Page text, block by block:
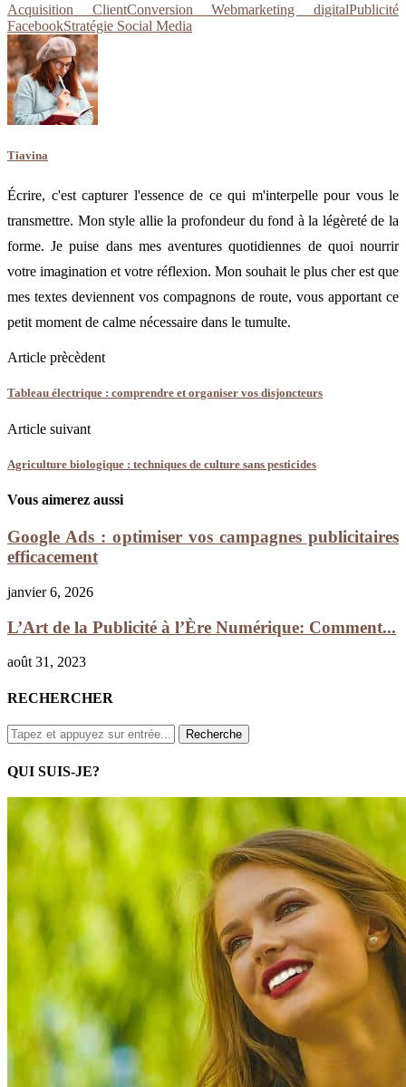
Acquisition ClientConversion Webmarketing digitalPublicité
FacebookStratégie Social Media
Tiavina
Écrire, c'est capturer l'essence de ce qui m'interpelle pour vous le
transmettre. Mon style allie la profondeur du fond à la légèreté de la
forme. Je puise dans mes aventures quotidiennes de quoi nourrir
votre imagination et votre réflexion. Mon souhait le plus cher est que
mes textes deviennent vos compagnons de route, vous apportant ce
petit moment de calme nécessaire dans le tumulte.
Article prècèdent
Tableau électrique : comprendre et organiser vos disjoncteurs
Article suivant
Agriculture biologique : techniques de culture sans pesticides
Vous aimerez aussi
Google Ads : optimiser vos campagnes publicitaires
efficacement
janvier 6, 2026
L’Art de la Publicité à l’Ère Numérique: Comment...
août 31, 2023
RECHERCHER
QUI SUIS-JE?